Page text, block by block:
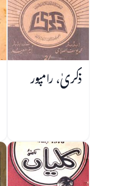
ذکریٰ، رامپور